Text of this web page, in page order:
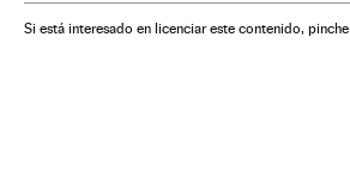
Si está interesado en licenciar este contenido, pinche